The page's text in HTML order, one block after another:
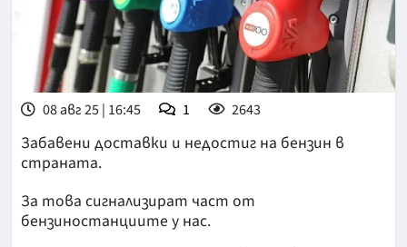
08 авг 25 | 16:45 1 2643
Забавени доставки и недостиг на бензин в
страната.
За това сигнализират част от
бензиностанциите у нас.